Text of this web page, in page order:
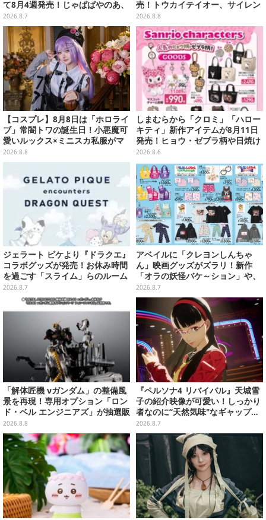
て8月4週発売！じゃぱぱやのあ、
シヴァたちメンバー11名分ライン
ナップ
2026.8.7
売！トウカイテイオー、サイレン
ススズカなど名馬をデザイン
2026.8.8
【コスプレ】8月8日は「ホロライ
ブ」常闇トワの誕生日！小悪魔可
愛いルックス×ミニスカ私服がマ
ジ天使すぎな美女レイヤーまとめ
【写真45枚】
2026.8.8
しまむらから「クロミ」「ハロー
キティ」新作アイテムが8月11日
発売！ヒョウ・ゼブラ柄や日焼け
デザインの可愛い雑貨・アパレル
など多数
2026.8.6
ジェラート ピケより『ドラクエ』
コラボグッズが発売！お休み時間
を過ごす「スライム」らのルーム
ウェア、雑貨など多数ラインナッ
2026.8.7
アベイルに「クレヨンしんちゃ
ん」映画グッズがズラリ！新作
「オラの妖怪バケ～ション」や、
「ヘンダーランド」「暗黒タマタ
マ」などをフィーチャー
2026.8.7
「解体匠機 νガンダム」の整備風
景を再現！専用オプション「ロン
ド・ベル エンジニアズ」が抽選販
売
2026.8.8
『ペルソナ4 リバイバル』天城雪
子の紹介映像が可愛い！しっかり
者なのに“天然気味"なギャップ…
幼馴染・千枝に助けられる姿にも
注目
2026.8.7